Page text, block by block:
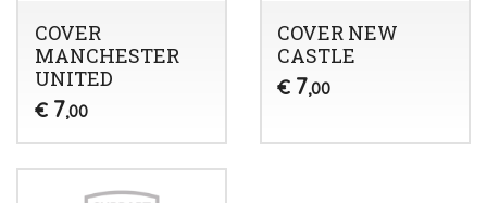
COVER
MANCHESTER
UNITED
€ 7,00
COVER NEW
CASTLE
€ 7,00